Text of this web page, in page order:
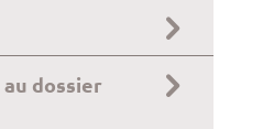
au dossier